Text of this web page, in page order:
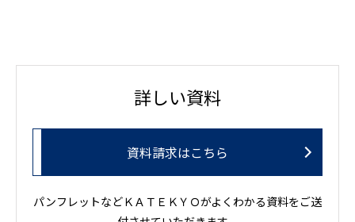
詳しい資料
資料請求はこちら
パンフレットなどＫＡＴＥＫＹＯがよくわかる資料をご送